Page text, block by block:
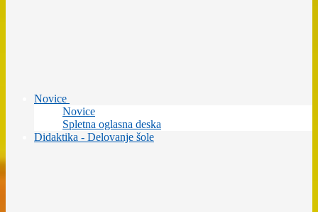
Novice
Novice
Spletna oglasna deska
Didaktika - Delovanje šole